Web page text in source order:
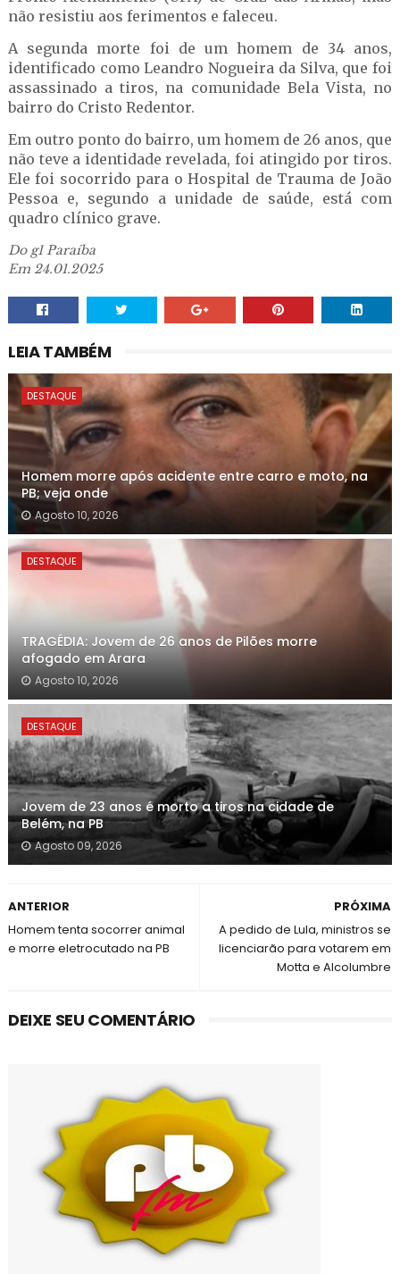
não resistiu aos ferimentos e faleceu.
A segunda morte foi de um homem de 34 anos,
identificado como Leandro Nogueira da Silva, que foi
assassinado a tiros, na comunidade Bela Vista, no
bairro do Cristo Redentor.
Em outro ponto do bairro, um homem de 26 anos, que
não teve a identidade revelada, foi atingido por tiros.
Ele foi socorrido para o Hospital de Trauma de João
Pessoa e, segundo a unidade de saúde, está com
quadro clínico grave.
Do g1 Paraíba
Em 24.01.2025
LEIA TAMBÉM
DESTAQUE
Homem morre após acidente entre carro e moto, na
PB; veja onde
Agosto 10, 2026
DESTAQUE
TRAGÉDIA: Jovem de 26 anos de Pilões morre
afogado em Arara
Agosto 10, 2026
DESTAQUE
Jovem de 23 anos é morto a tiros na cidade de
Belém, na PB
Agosto 09, 2026
PRÓXIMA
A pedido de Lula, ministros se
licenciarão para votarem em
Motta e Alcolumbre
ANTERIOR
Homem tenta socorrer animal
e morre eletrocutado na PB
DEIXE SEU COMENTÁRIO